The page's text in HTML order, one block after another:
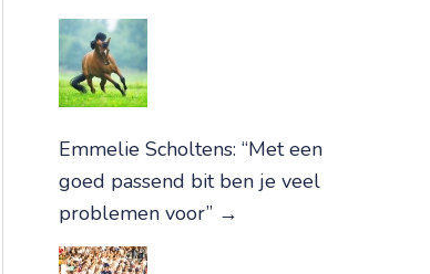
Emmelie Scholtens: “Met een
goed passend bit ben je veel
problemen voor” →